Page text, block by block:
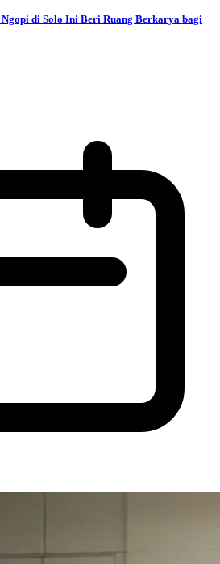
di Solo Ini Beri Ruang Berkarya bagi